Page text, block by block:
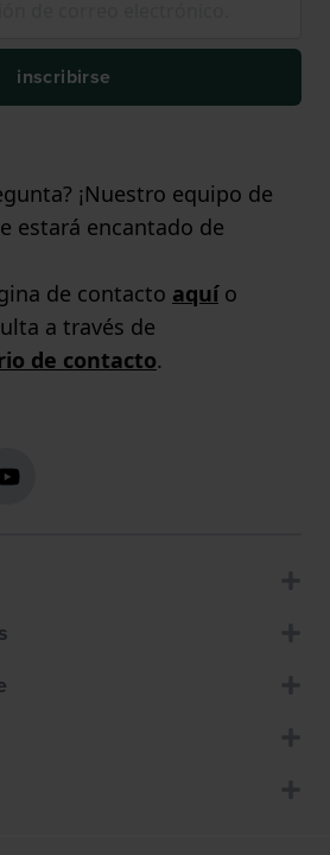
inscribirse
¡Nuestro equipo de
estará encantado de
de contacto aquío
a través de
de contacto.